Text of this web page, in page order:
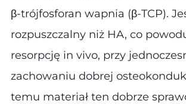
β-trójfosforan wapnia (β-TCP).
rozpuszczalny niż HA, co
resorpcję in vivo, przy
zachowaniu dobrej
temu materiał ten dobrze